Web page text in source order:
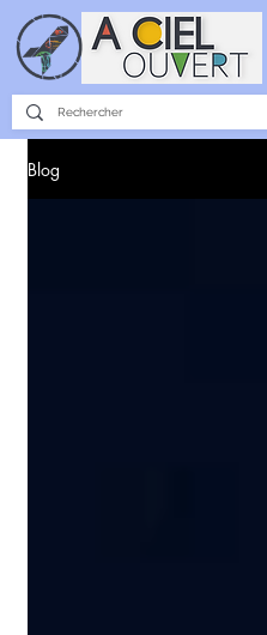
PARTENARIATS
INTERVIEWS LA PHOTO DU CIEL
Blog